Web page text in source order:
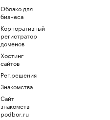
Облако для
бизнеса
Корпоративный
регистратор
доменов
Хостинг
сайтов
Рег.решения
Знакомства
Сайт
знакомств
podbor.ru